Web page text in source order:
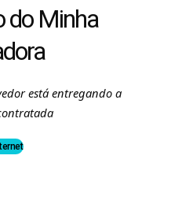
do Minha
está entregando a